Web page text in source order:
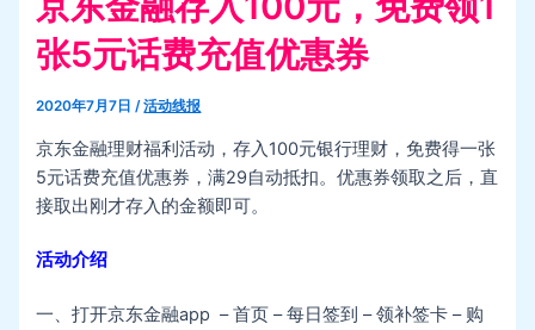
张5元话费充值优惠券
2020年7月7日/活动线报
京东金融理财福利活动，存入100元银行理财，免费得一张
5元话费充值优惠券，满29自动抵扣。优惠券领取之后，直
接取出刚才存入的金额即可。
活动介绍
一、打开京东金融app – 首页 – 每日签到 – 领补签卡 – 购